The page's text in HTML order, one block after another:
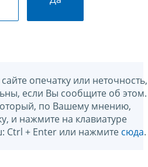
опечатку или неточность,
если Вы сообщите об этом.
по Вашему мнению,
и нажмите на клавиатуре
Ctrl + Enter или нажмите сюда.